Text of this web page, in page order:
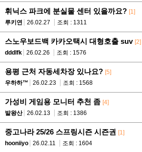
휘닉스 파크에 분실물 센터 있을까요? [1]
루키연
26.02.27 조회 : 1311
스노우보드백 카카오택시 대형호출 suv [2]
dddlfk
26.02.26 조회 : 1576
용평 근처 자동세차장 있나요? [5]
우하하™
26.02.23 조회 : 1568
가성비 게임용 모니터 추천 좀 [4]
발왕산
26.02.13 조회 : 1386
중고나라 25/26 스프링시즌 시즌권 [1]
hooniiyo
26.02.11 조회 : 1604